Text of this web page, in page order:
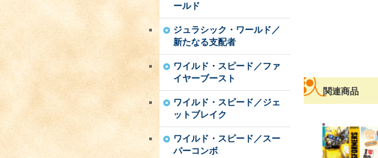
ールド
ジュラシック・ワールド／
新たなる支配者
ワイルド・スピード／ファ
イヤーブースト
ワイルド・スピード／ジェ
ットブレイク
ワイルド・スピード／スー
パーコンボ
関連商品